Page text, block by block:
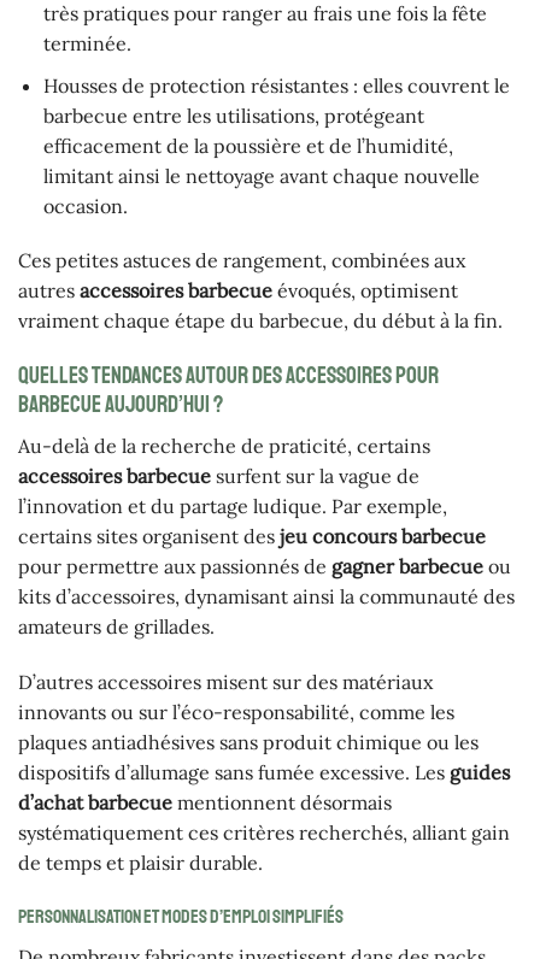
très pratiques pour ranger au frais une fois la fête
terminée.
Housses de protection résistantes : elles couvrent le
barbecue entre les utilisations, protégeant
efficacement de la poussière et de l’humidité,
limitant ainsi le nettoyage avant chaque nouvelle
occasion.
Ces petites astuces de rangement, combinées aux
autres accessoires barbecue évoqués, optimisent
vraiment chaque étape du barbecue, du début à la fin.
Quelles tendances autour des accessoires pour
barbecue aujourd’hui ?
Au-delà de la recherche de praticité, certains
accessoires barbecue surfent sur la vague de
l’innovation et du partage ludique. Par exemple,
certains sites organisent des jeu concours barbecue
pour permettre aux passionnés de gagner barbecue ou
kits d’accessoires, dynamisant ainsi la communauté des
amateurs de grillades.
D’autres accessoires misent sur des matériaux
innovants ou sur l’éco-responsabilité, comme les
plaques antiadhésives sans produit chimique ou les
dispositifs d’allumage sans fumée excessive. Les guides
d’achat barbecue mentionnent désormais
systématiquement ces critères recherchés, alliant gain
de temps et plaisir durable.
Personnalisation et modes d’emploi simplifiés